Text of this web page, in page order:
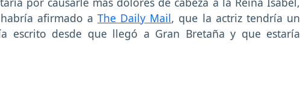
afirmado aThe Daily Mail, que la actriz tendría un
escrito desde que llegó a Gran Bretaña y que estaría